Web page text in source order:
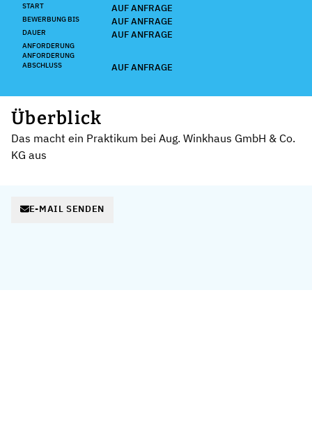
START AUF ANFRAGE
BEWERBUNG BIS AUF ANFRAGE
DAUER AUF ANFRAGE
ANFORDERUNG
ANFORDERUNG
ABSCHLUSS
AUF ANFRAGE
Überblick
Das macht ein Praktikum bei Aug. Winkhaus GmbH & Co.
KG aus
E-MAIL SENDEN